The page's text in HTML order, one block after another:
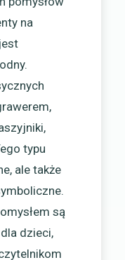
na
typu
ale także
są
dzieci,